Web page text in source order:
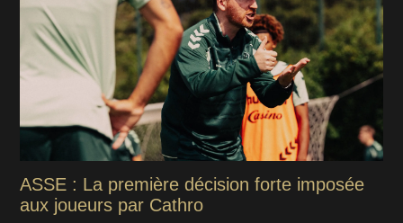
ASSE : La première décision forte imposée
aux joueurs par Cathro